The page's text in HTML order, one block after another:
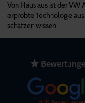
Von Haus aus ist der VW
erprobte Technologie
schätzen wissen.